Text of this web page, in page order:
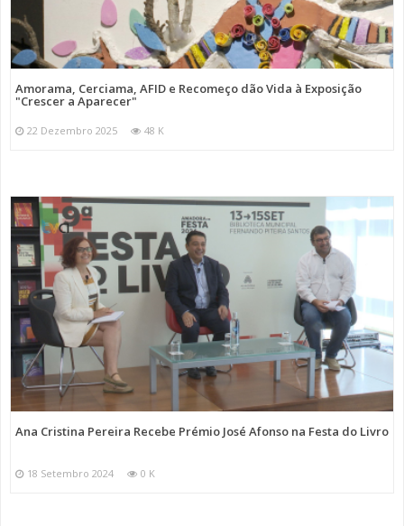
Amorama, Cerciama, AFID e Recomeço dão Vida à Exposição
"Crescer a Aparecer"
22 Dezembro 2025 48 K
Ana Cristina Pereira Recebe Prémio José Afonso na Festa do Livro
18 Setembro 2024 0 K